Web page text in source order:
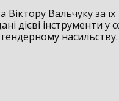
Віктору Вальчуку за їх
дієві інструменти у
насильству.